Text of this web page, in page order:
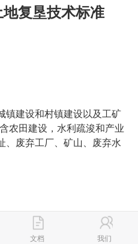
复垦技术标准
镇建设和村镇建设以及工矿
农田建设，水利疏浚和产业
、废弃工厂、矿山、废弃水
文档 我们